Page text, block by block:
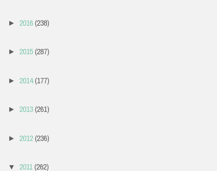
► 2016(238)
► 2015(287)
► 2014(177)
► 2013(261)
► 2012(236)
▼ 2011(262)